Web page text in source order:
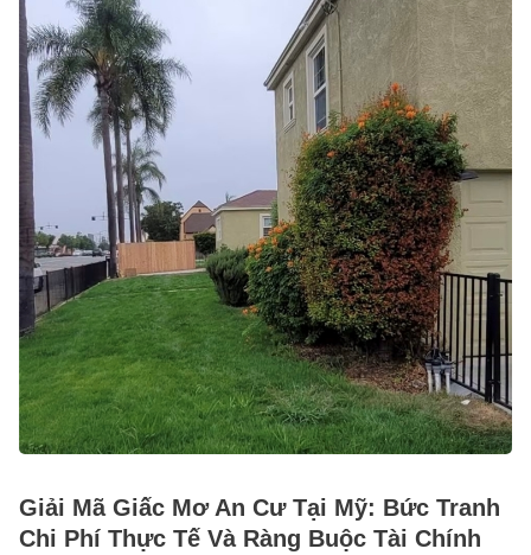
Giải Mã Giấc Mơ An Cư Tại Mỹ: Bức Tranh
Chi Phí Thực Tế Và Ràng Buộc Tài Chính